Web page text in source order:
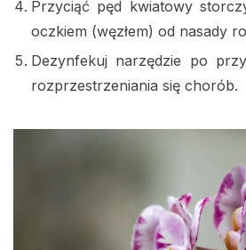
Przyciąć pęd kwiatowy
oczkiem (węzłem) od nasady
Dezynfekuj narzędzie po
rozprzestrzeniania się chorób.